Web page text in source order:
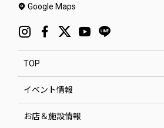
Google Maps
TOP
イベント情報
お店＆施設情報